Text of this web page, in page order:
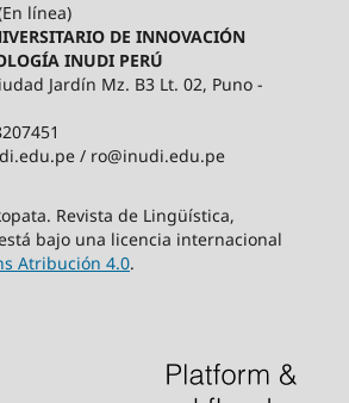
línea)
DE INNOVACIÓN
INUDI PERÚ
Jardín Mz. B3 Lt. 02, Puno -
/ ro@inudi.edu.pe
Revista de Lingüística,
bajo una licencia internacional
Atribución 4.0.